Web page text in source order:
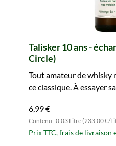
Talisker 10 ans -
Circle)
Tout amateur de whisky
ce classique. À essayer
6,99 €
Contenu : 0.03 Litre (233,00 €/
Prix TTC, frais de livraison